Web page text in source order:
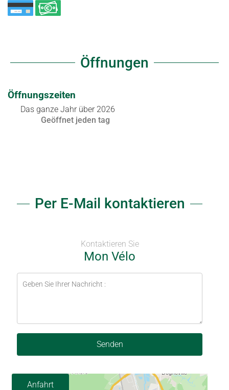
Öffnungen
Öffnungszeiten
Das ganze Jahr über 2026
Geöffnet jeden tag
Per E-Mail kontaktieren
Kontaktieren Sie
Mon Vélo
Senden
Anfahrt